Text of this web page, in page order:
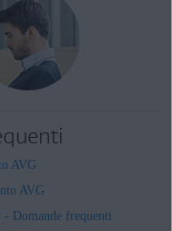
AVG
AVG
- Domande frequenti